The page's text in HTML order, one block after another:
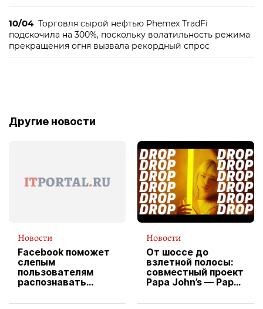
10/04 Торговля сырой нефтью Phemex TradFi
подскочила на 300%, поскольку волатильность режима
прекращения огня вызвала рекордный спрос
Другие новости
Новости
Facebook поможет
слепым
пользователям
распознавать
Новости
От шоссе до
взлетной полосы:
совместный проект
Papa John’s — Papa
вводит